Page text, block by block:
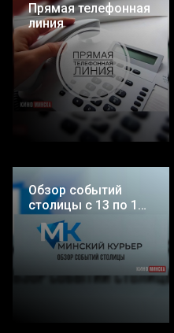
Прямая телефонная
линия
Обзор событий
столицы с 13 по 19
июля